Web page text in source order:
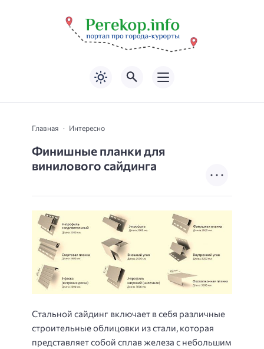
Главная Интересно
Финишные планки для
винилового сайдинга
Стальной сайдинг включает в себя различные
строительные облицовки из стали, которая
представляет собой сплав железа с небольшим